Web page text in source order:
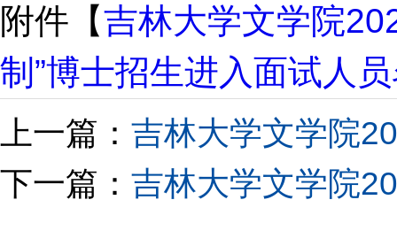
附件【吉林大学文学院
制”博士招生进入面试人
上一篇： 吉林大学文学院
下一篇： 吉林大学文学院